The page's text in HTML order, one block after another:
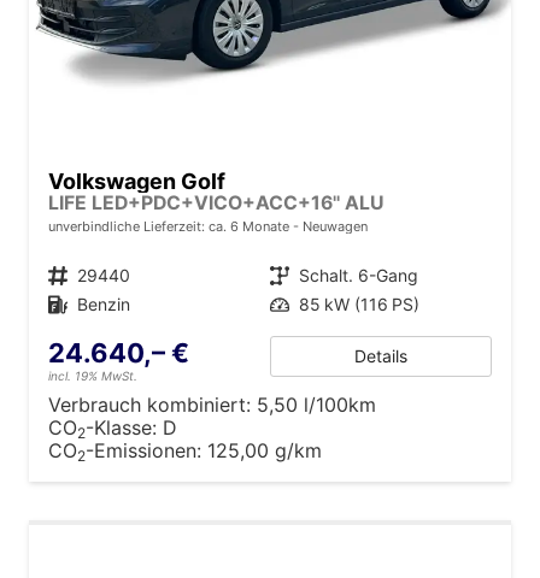
Volkswagen Golf
LIFE LED+PDC+VICO+ACC+16'' ALU
unverbindliche Lieferzeit: ca. 6 Monate Neuwagen
Fahrzeugnr. 29440 Getriebe Schalt. 6-Gang
Kraftstoff Benzin Leistung 85 kW (116 PS)
24.640,– €
incl. 19% MwSt.
Details
Verbrauch kombiniert: 5,50 l/100km
CO2-Klasse: D
CO2-Emissionen: 125,00 g/km